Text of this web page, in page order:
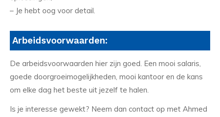
– Je hebt oog voor detail.
Arbeidsvoorwaarden:
De arbeidsvoorwaarden hier zijn goed. Een mooi salaris,
goede doorgroeimogelijkheden, mooi kantoor en de kans
om elke dag het beste uit jezelf te halen.
Is je interesse gewekt? Neem dan contact op met Ahmed